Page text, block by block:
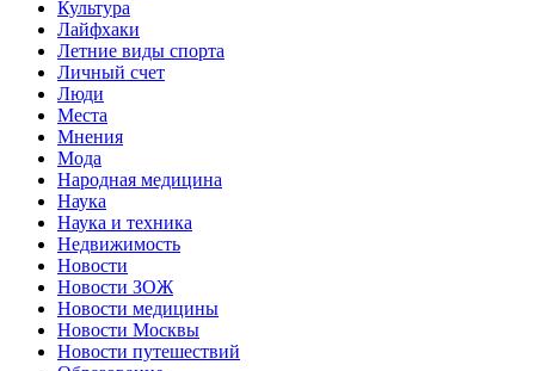
Культура
Лайфхаки
Летние виды спорта
Личный счет
Люди
Места
Мнения
Мода
Народная медицина
Наука
Наука и техника
Недвижимость
Новости
Новости ЗОЖ
Новости медицины
Новости Москвы
Новости путешествий